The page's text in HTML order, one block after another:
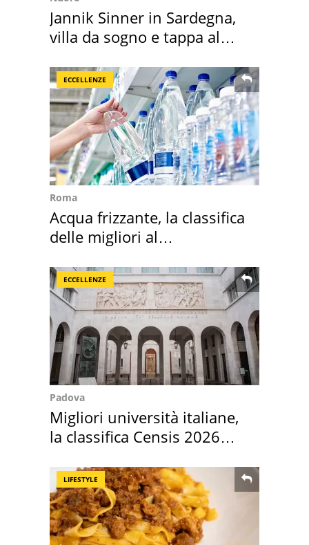
Jannik Sinner in Sardegna,
villa da sogno e tappa al
ECCELLENZE
Roma
Acqua frizzante, la classifica
delle migliori al
ECCELLENZE
Padova
Migliori università italiane,
la classifica Censis 2026
LIFESTYLE